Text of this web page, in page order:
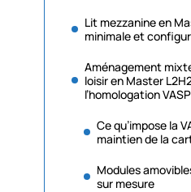
Lit mezzanine en
minimale et
Aménagement
loisir en Master
l’homologation VASP
Ce qu’impose la
maintien de la
Modules
sur mesure